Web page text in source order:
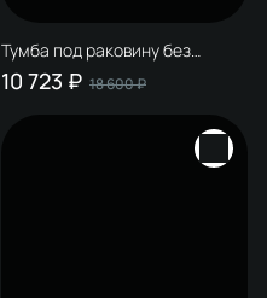
Тумба под раковину без
столешницы STWORKI
Мурманск 60 (FR2)
10 723 ₽ 18 600 ₽